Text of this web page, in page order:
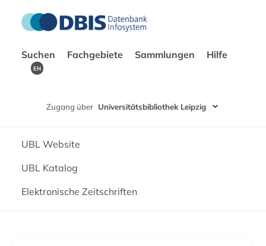
Suchen Fachgebiete Sammlungen Hilfe
EN
Zugang über Universitätsbibliothek Leipzig
UBL Website
UBL Katalog
Elektronische Zeitschriften